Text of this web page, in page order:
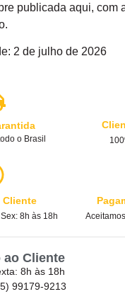
publicada aqui, com
2 de julho de 2026
o Brasil
Cliente
8h às 18h
ao Cliente
8h às 18h
99179-9213